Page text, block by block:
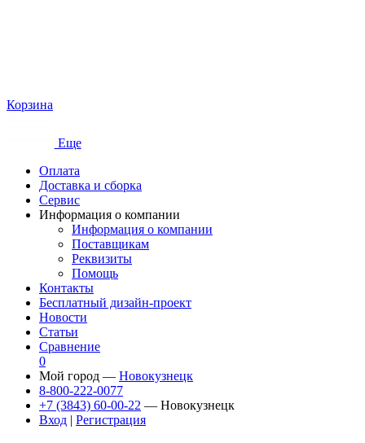
Корзина
Еще
Оплата
Доставка и сборка
Сервис
Информация о компании
Информация о компании
Поставщикам
Реквизиты
Помощь
Контакты
Бесплатный дизайн-проект
Новости
Статьи
Сравнение
0
Мой город — Новокузнецк
8-800-222-0077
+7 (3843) 60-00-22 — Новокузнецк
Вход | Регистрация